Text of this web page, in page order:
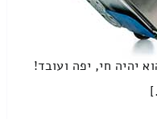
יהיה חי, יפה ועובד!